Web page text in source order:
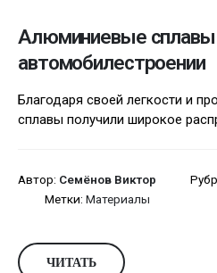
Алюминиевые сплавы
автомобилестроении
Благодаря своей легкости и
сплавы получили широкое
Автор: Семёнов Виктор
Метки: Материалы
ЧИТАТЬ